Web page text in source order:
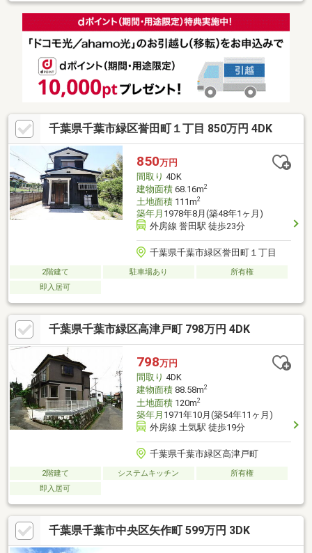
千葉県千葉市緑区誉田町１丁目 850万円 4DK
850万円
間取り 4DK
建物面積68.16m2
土地面積111m2
築年月 1978年8月(築48年1ヶ月)
外房線 誉田駅 徒歩23分
千葉県千葉市緑区誉田町１丁目
2階建て 駐車場あり
所有権
即入居可
千葉県千葉市緑区高津戸町 798万円 4DK
798万円
間取り 4DK
建物面積88.58m2
土地面積120m2
築年月 1971年10月(築54年11ヶ月)
外房線 土気駅 徒歩19分
千葉県千葉市緑区高津戸町
2階建て システムキッチン
所有権
即入居可
千葉県千葉市中央区矢作町 599万円 3DK